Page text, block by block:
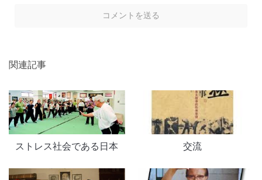
関連記事
ストレス社会である日本 交流